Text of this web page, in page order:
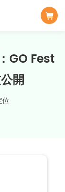
GO Fest
開
位